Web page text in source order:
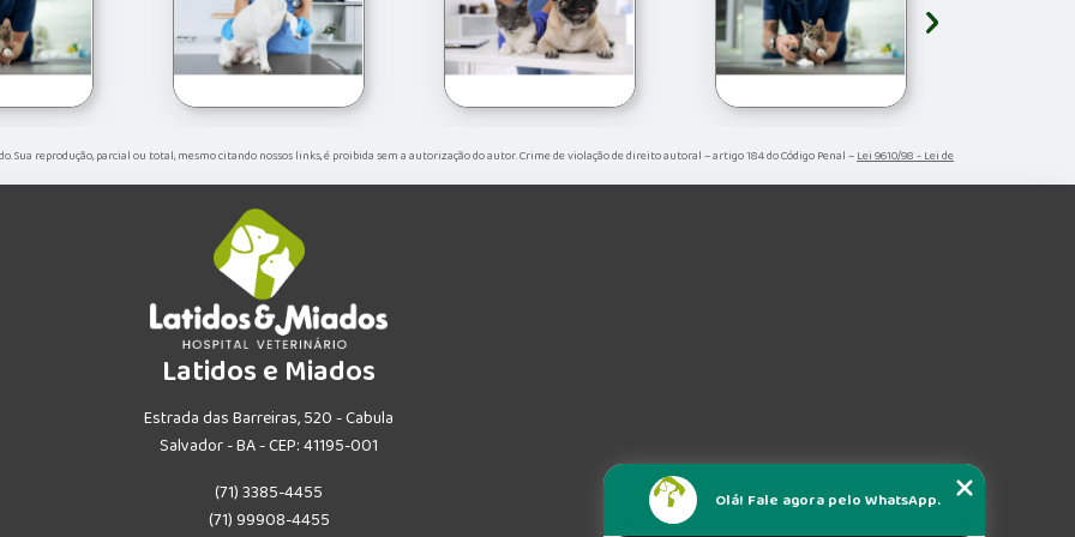
›
Sua reprodução, parcial ou total, mesmo citando nossos links, é proibida sem a autorização do autor. Crime de violação de direito autoral – artigo 184 do Código Penal –Lei 9610/98 - Lei de
Latidos e Miados
Estrada das Barreiras, 520 - Cabula
Salvador - BA - CEP: 41195-001
(71) 3385-4455
(71) 99908-4455
Olá! Fale agora pelo WhatsApp.